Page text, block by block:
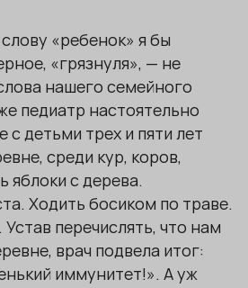
«ребенок» я бы
«грязнуля», — не
нашего семейного
педиатр настоятельно
детьми трех и пяти лет
среди кур, коров,
яблоки с дерева.
Ходить босиком по траве.
Устав перечислять, что нам
врач подвела итог:
иммунитет!». А уж